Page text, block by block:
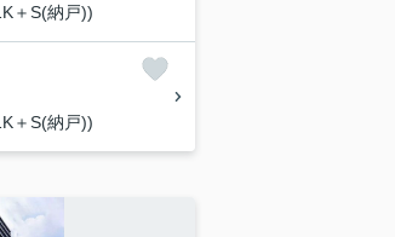
＋S(納戸))
＋S(納戸))